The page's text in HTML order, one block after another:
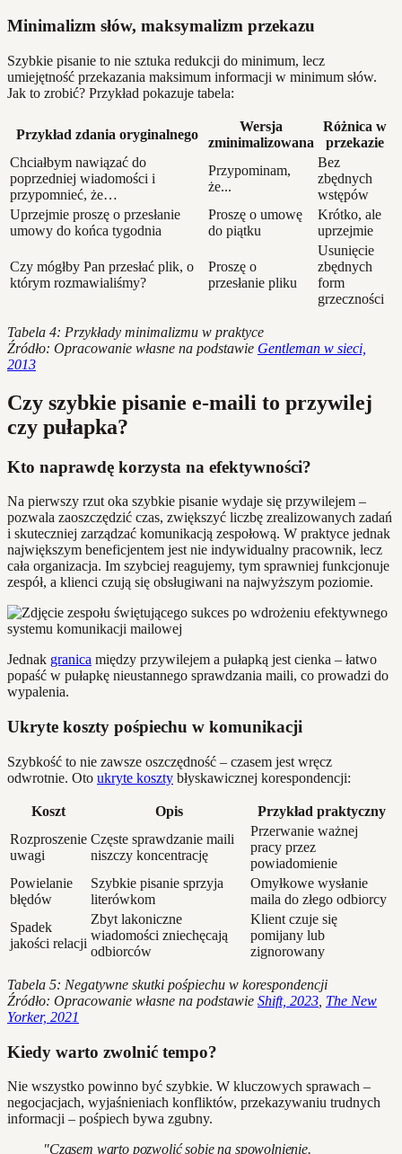
Minimalizm słów, maksymalizm przekazu
Szybkie pisanie to nie sztuka redukcji do minimum, lecz
umiejętność przekazania maksimum informacji w minimum słów.
Jak to zrobić? Przykład pokazuje tabela:
Przykład zdania oryginalnego
Wersja
zminimalizowana
Różnica w
przekazie
Chciałbym nawiązać do
poprzedniej wiadomości i
przypomnieć, że…
Przypominam,
że...
Bez
zbędnych
wstępów
Uprzejmie proszę o przesłanie
umowy do końca tygodnia
Proszę o umowę
do piątku
Krótko, ale
uprzejmie
Czy mógłby Pan przesłać plik, o
którym rozmawialiśmy?
Proszę o
przesłanie pliku
Usunięcie
zbędnych
form
grzeczności
Tabela 4: Przykłady minimalizmu w praktyce
Źródło: Opracowanie własne na podstawie Gentleman w sieci,
2013
Czy szybkie pisanie e-maili to przywilej
czy pułapka?
Kto naprawdę korzysta na efektywności?
Na pierwszy rzut oka szybkie pisanie wydaje się przywilejem –
pozwala zaoszczędzić czas, zwiększyć liczbę zrealizowanych zadań
i skuteczniej zarządzać komunikacją zespołową. W praktyce jednak
największym beneficjentem jest nie indywidualny pracownik, lecz
cała organizacja. Im szybciej reagujemy, tym sprawniej funkcjonuje
zespół, a klienci czują się obsługiwani na najwyższym poziomie.
Jednak granica między przywilejem a pułapką jest cienka – łatwo
popaść w pułapkę nieustannego sprawdzania maili, co prowadzi do
wypalenia.
Ukryte koszty pośpiechu w komunikacji
Szybkość to nie zawsze oszczędność – czasem jest wręcz
odwrotnie. Oto ukryte koszty błyskawicznej korespondencji:
Koszt Opis
Przykład praktyczny
Rozproszenie
uwagi
Częste sprawdzanie maili
niszczy koncentrację
Przerwanie ważnej
pracy przez
powiadomienie
Powielanie
błędów
Szybkie pisanie sprzyja
literówkom
Omyłkowe wysłanie
maila do złego odbiorcy
Spadek
jakości relacji
Zbyt lakoniczne
wiadomości zniechęcają
odbiorców
Klient czuje się
pomijany lub
zignorowany
Tabela 5: Negatywne skutki pośpiechu w korespondencji
Źródło: Opracowanie własne na podstawie Shift, 2023 The New
Yorker, 2021
Kiedy warto zwolnić tempo?
Nie wszystko powinno być szybkie. W kluczowych sprawach –
negocjacjach, wyjaśnieniach konfliktów, przekazywaniu trudnych
informacji – pośpiech bywa zgubny.
"Czasem warto pozwolić sobie na spowolnienie.